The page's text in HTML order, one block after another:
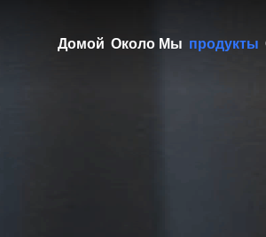
Домой Около Мы продукты